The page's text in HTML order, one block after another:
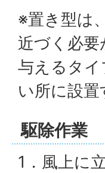
※置き型は
近づく必
与えるタ
い所に設置
駆除作業
1．風上に